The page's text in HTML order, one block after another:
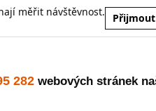
měřit návštěvnost.
282 webových stránek